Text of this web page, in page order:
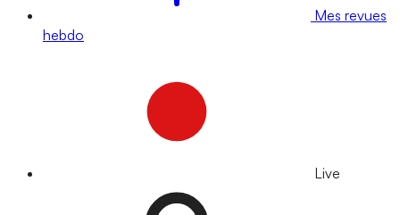
Mes revues
hebdo
Live